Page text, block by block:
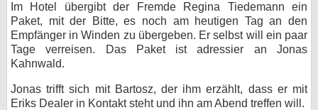
Im Hotel übergibt der Fremde Regina Tiedemann ein
Paket, mit der Bitte, es noch am heutigen Tag an den
Empfänger in Winden zu übergeben. Er selbst will ein paar
Tage verreisen. Das Paket ist adressier an Jonas
Kahnwald.
Jonas trifft sich mit Bartosz, der ihm erzählt, dass er mit
Eriks Dealer in Kontakt steht und ihn am Abend treffen will.